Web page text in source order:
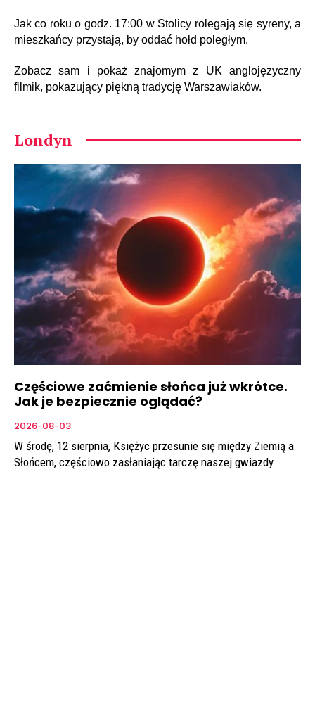
Jak co roku o godz. 17:00 w Stolicy rolegają się syreny, a
mieszkańcy przystają, by oddać hołd poległym.
Zobacz sam i pokaż znajomym z UK anglojęzyczny
filmik, pokazujący piękną tradycję Warszawiaków.
Londyn
Częściowe zaćmienie słońca już wkrótce.
Jak je bezpiecznie oglądać?
2026-08-03
W środę, 12 sierpnia, Księżyc przesunie się między Ziemią a
Słońcem, częściowo zasłaniając tarczę naszej gwiazdy